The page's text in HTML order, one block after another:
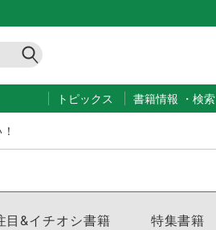
トピックス 書籍情報 ・ 検索
目&イチオシ書籍 特集書籍